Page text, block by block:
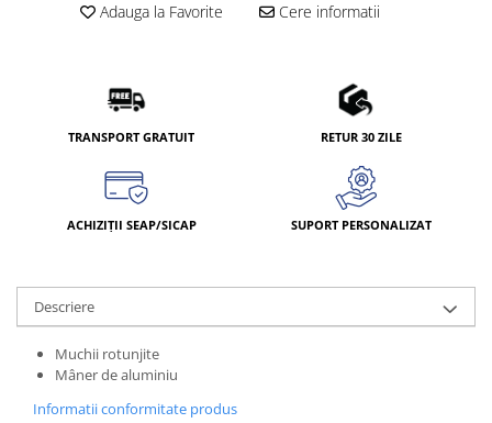
Adauga la Favorite Cere informatii
TRANSPORT GRATUIT RETUR 30 ZILE
ACHIZIȚII SEAP/SICAP SUPORT PERSONALIZAT
Descriere
Muchii rotunjite
Mâner de aluminiu
Informatii conformitate produs